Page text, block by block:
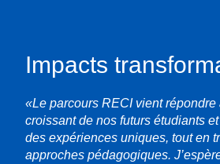
Impacts
«Le parcours RECI vient répondre
croissant de nos futurs étudiants
des expériences uniques, tout en
approches pédagogiques.